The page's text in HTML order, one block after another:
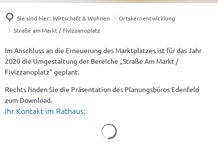
Sie sind hier: Wirtschaft & Wohnen
Ortskernentwicklung
Straße am Markt / Fivizzanoplatz
Straße
am
Markt
Im Anschluss an die Erneuerung des Marktplatzes ist für das Jahr
2020 die Umgestaltung der Bereiche „Straße Am Markt /
Fivizzanoplatz" geplant.
Rechts finden Sie die Präsentation des Planungsbüros Edenfeld
zum Download.
Ihr Kontakt im Rathaus: